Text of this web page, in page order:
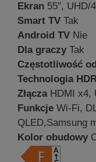
Ekran 55″, UHD/
Smart TV Tak
Android TV Nie
Dla graczy Tak
Częstotliwość
Technologia
ZłączaHDMI x4,
Funkcje Wi-Fi,
QLED,Samsung
Kolor obudowy